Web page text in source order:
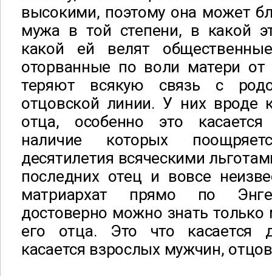
высокими, поэтому она может
мужа в той степени, в какой
какой ей велят
оторванные по воли матери
теряют всякую связь с
отцовской линии. У них вроде
отца, особенно это касается
наличие которых
десятилетия всяческими
последних отец и вовсе
матриархат прямо по
достоверно можно знать только
его отца. Это что касается
касается взрослых мужчин,